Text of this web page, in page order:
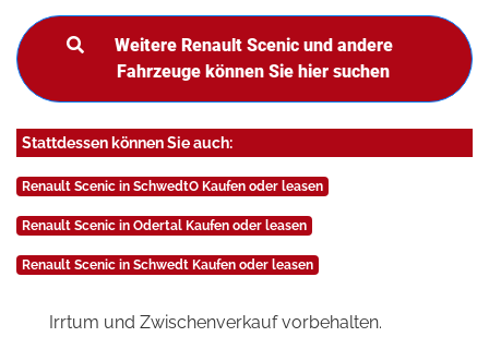
Weitere Renault Scenic und andere
Fahrzeuge können Sie hier suchen
Stattdessen können Sie auch:
Renault Scenic in SchwedtO Kaufen oder leasen
Renault Scenic in Odertal Kaufen oder leasen
Renault Scenic in Schwedt Kaufen oder leasen
Irrtum und Zwischenverkauf vorbehalten.